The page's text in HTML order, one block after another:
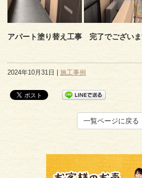
アパート塗り替え工事 完了でござい
2024年10月31日 | 施工事例
一覧ページに戻る